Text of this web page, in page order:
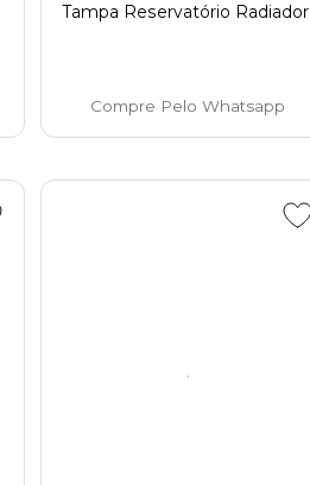
Tampa Reservatório Radiador
Compre Pelo Whatsapp